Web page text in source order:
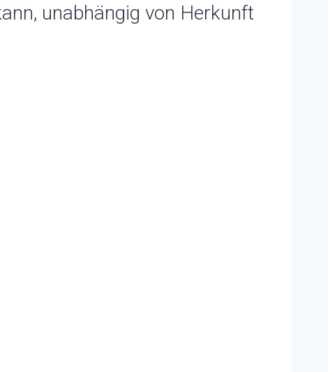
unabhängig von Herkunft